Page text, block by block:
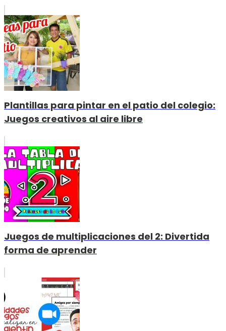
Plantillas para pintar en el patio del colegio:
Juegos creativos al aire libre
Juegos de multiplicaciones del 2: Divertida
forma de aprender